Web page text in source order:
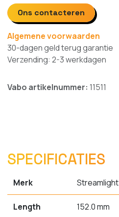
Ons contacteren
Algemene voorwaarden
30-dagen geld terug garantie
Verzending: 2-3 werkdagen
Vabo artikelnummer: 11511
SPECIFICATIES
Merk Streamlight
Length 152.0 mm